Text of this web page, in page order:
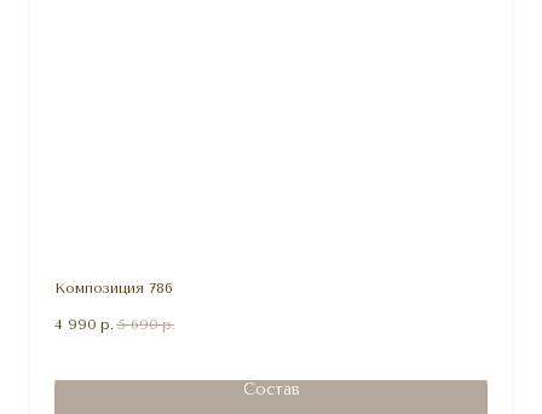
Композиция 786
4 990 р. 5 690 р.
Состав